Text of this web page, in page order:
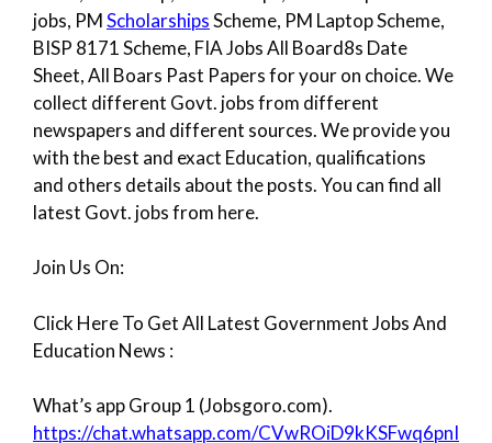
jobs, PMScholarshipsScheme, PM Laptop Scheme,
BISP 8171 Scheme, FIA Jobs All Board8s Date
Sheet, All Boars Past Papers for your on choice. We
collect different Govt. jobs from different
newspapers and different sources. We provide you
with the best and exact Education, qualifications
and others details about the posts. You can find all
latest Govt. jobs from here.
Join Us On:
Click Here To Get All Latest Government Jobs And
Education News :
What’s app Group 1 (Jobsgoro.com).
https://chat.whatsapp.com/CVwROiD9kKSFwq6pnI